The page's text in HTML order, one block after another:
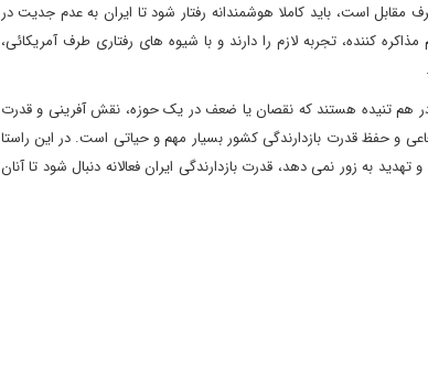
مقابل است، باید کاملا هوشمندانه رفتار شود تا ایران به عدم جدیت در
کننده، تجربه لازم را دارند و با شیوه های رفتاری طرف آمریکائی،
تنیده هستند که نقصان یا ضعف در یک حوزه، نقش آفرینی و قدرت
و حفظ قدرت بازدارندگی کشور بسیار مهم و حیاتی است. در این راستا
به زور نمی دهد، قدرت بازدارندگی ایران فعالانه دنبال شود تا آنان